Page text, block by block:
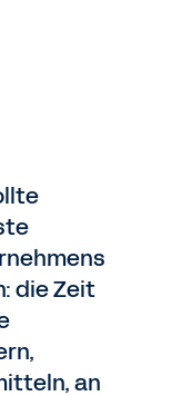
die Zeit
an